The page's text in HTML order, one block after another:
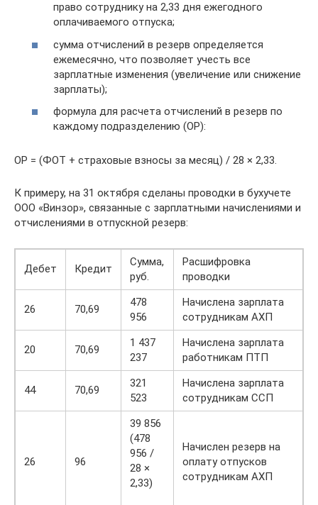
право сотруднику на 2,33 дня ежегодного
оплачиваемого отпуска;
сумма отчислений в резерв определяется
ежемесячно, что позволяет учесть все
зарплатные изменения (увеличение или снижение
зарплаты);
формула для расчета отчислений в резерв по
каждому подразделению (ОР):
ОР = (ФОТ + страховые взносы за месяц) / 28 × 2,33.
К примеру, на 31 октября сделаны проводки в бухучете
ООО «Винзор», связанные с зарплатными начислениями и
отчислениями в отпускной резерв:
Дебет Кредит
Сумма,
руб.
Расшифровка
проводки
26 70,69
478
956
Начислена зарплата
сотрудникам АХП
20 70,69
1 437
237
Начислена зарплата
работникам ПТП
44 70,69
321
523
Начислена зарплата
сотрудникам ССП
26 96
39 856
(478
956 /
28 ×
2,33)
Начислен резерв на
оплату отпусков
сотрудникам АХП